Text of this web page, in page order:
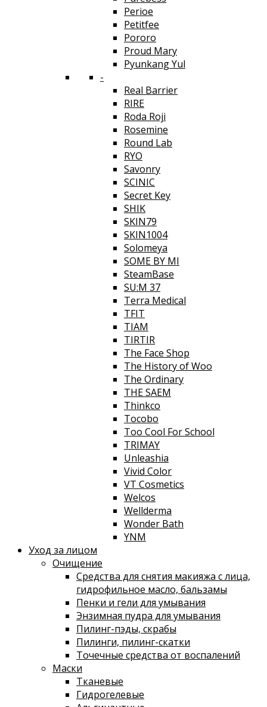
Perioe
Petitfee
Pororo
Proud Mary
Pyunkang Yul
-
Real Barrier
RIRE
Roda Roji
Rosemine
Round Lab
RYO
Savonry
SCINIC
Secret Key
SHIK
SKIN79
SKIN1004
Solomeya
SOME BY MI
SteamBase
SU:M 37
Terra Medical
TFIT
TIAM
TIRTIR
The Face Shop
The History of Woo
The Ordinary
THE SAEM
Thinkco
Tocobo
Too Cool For School
TRIMAY
Unleashia
Vivid Color
VT Cosmetics
Welcos
Wellderma
Wonder Bath
YNM
Уход за лицом
Очищение
Средства для снятия макияжа с лица,
гидрофильное масло, бальзамы
Пенки и гели для умывания
Энзимная пудра для умывания
Пилинг-пэды, скрабы
Пилинги, пилинг-скатки
Точечные средства от воспалений
Маски
Тканевые
Гидрогелевые